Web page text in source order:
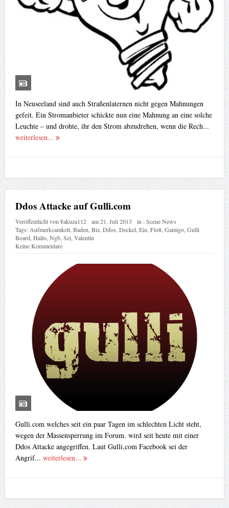
In Neuseeland sind auch Straßenlaternen nicht gegen Mahnungen
gefeit. Ein Stromanbieter schickte nun eine Mahnung an eine solche
Leuchte – und drohte, ihr den Strom abzudrehen, wenn die Rech...
weiterlesen...
Ddos Attacke auf Gulli.com
Veröffentlicht von¥akuza112 am21. Juli 2013 in :Scene News
Tags: Aufmerksamkeit, Baden Biz, Ddos Deckel, Ein Flott, Gamigo, Gulli
Board, Hallo, Ngb, Sei Valentin
Keine Kommentare
Gulli.com welches seit ein paar Tagen im schlechten Licht steht,
wegen der Massensperrung im Forum. wird seit heute mit einer
Ddos Attacke angegriffen. Laut Gulli,com Facebook sei der
Angrif... weiterlesen...